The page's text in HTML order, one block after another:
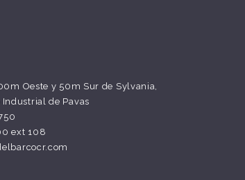
Oeste y 50m Sur de Sylvania,
de Pavas
ext 108